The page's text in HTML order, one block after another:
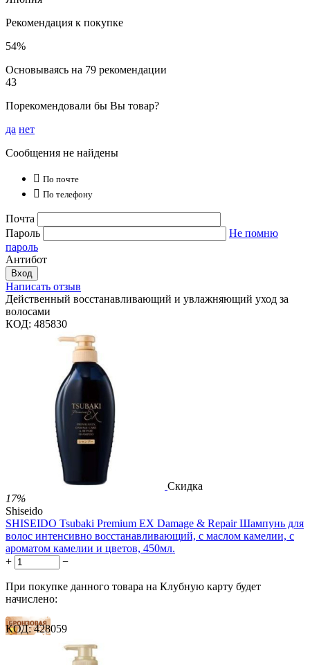
Рекомендация к покупке
54%
Основываясь на 79 рекомендации
43
Порекомендовали бы Вы товар?
да нет
Сообщения не найдены
 По почте
 По телефону
Почта
Пароль
Не помню
пароль
Антибот
Вход
Написать отзыв
Действенный восстанавливающий и увлажняющий уход за
волосами
КОД: 485830
Скидка
17%
Shiseido
SHISEIDO Tsubaki Premium EX Damage & Repair Шампунь для
волос интенсивно восстанавливающий, с маслом камелии, с
ароматом камелии и цветов, 450мл.
+
−
При покупке данного товара на Клубную карту будет
начислено:
КОД: 428059